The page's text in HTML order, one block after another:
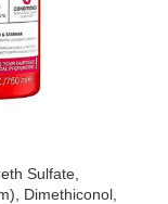
Sulfate,
Dimethiconol,